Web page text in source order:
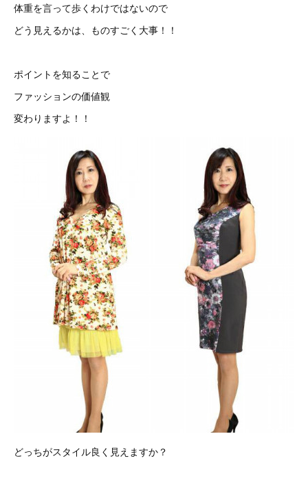
体重を言って歩くわけではないので
どう見えるかは、ものすごく大事！！
ポイントを知ることで
ファッションの価値観
変わりますよ！！
どっちがスタイル良く見えますか？